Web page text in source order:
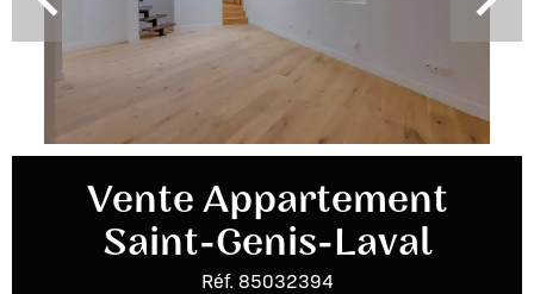
Vente Appartement
Saint-Genis-Laval
Réf. 85032394